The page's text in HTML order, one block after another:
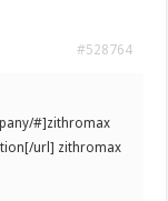
#528764
#]zithromax
url] zithromax